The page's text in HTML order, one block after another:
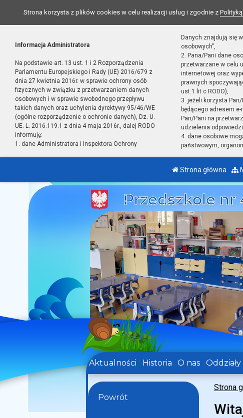
Strona korzysta z plików cookies w celu realizacji usług i zgodnie z
Informacja Administratora
Na podstawie art. 13 ust. 1 i 2 Rozporządzenia
Parlamentu Europejskiego i Rady (UE) 2016/679 z
dnia 27 kwietnia 2016r. w sprawie ochrony osób
fizycznych w związku z przetwarzaniem danych
osobowych i w sprawie swobodnego przepływu
takich danych oraz uchylenia dyrektywy 95/46/WE
(ogólne rozporządzenie o ochronie danych), Dz. U.
UE. L. 2016.119.1 z dnia 4 maja 2016r., dalej RODO
informuję:
1. dane Administratora i Inspektora Ochrony
Danych znajdują się
osobowych”,
2. Pana/Pani dane
przetwarzane w celu
internetowej oraz
prawnych
ust.1 lit.c RODO),
3. jeżeli korzysta
będącego adresem
Pan/Pani na
udzielenia
4. dane osobowe
państwowym,
Strona główna
Przedszkole nr
Aktualności Historia O nas Oddziały
Strona
Powrót